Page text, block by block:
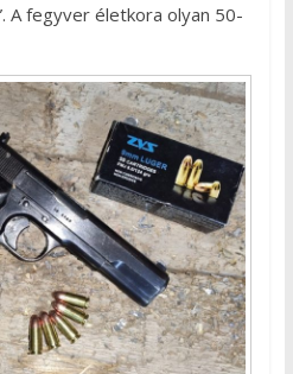
A fegyver életkora olyan 50-